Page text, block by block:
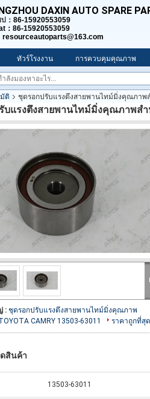
DAXIN AUTO SPARE
： 86-15920553059
：86-15920553059
resourceautoparts@163.com
ทัวร์โรงงาน การควบคุมคุณภาพ
ติ
ชุดรอกปรับแรงตึงสายพานไทม์มิ่งคุณภาพส
บแรงตึงสายพานไทม์มิ่งคุณภาพสำ
: ชุดรอกปรับแรงตึงสายพานไทม์มิ่งคุณภาพ
CAMRY 13503-63011
ราคาถูกที่สุด
ดสินค้า
13503-63011